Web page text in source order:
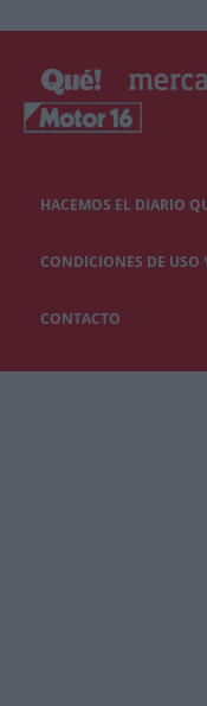
HACEMOS EL DIARIO
CONDICIONES DE USO
CONTACTO